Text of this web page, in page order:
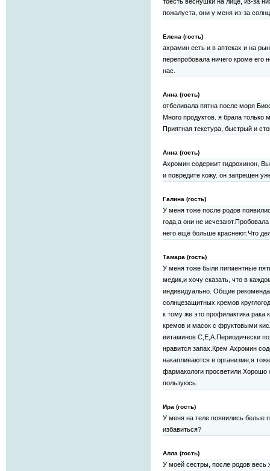
пожалуста, они у меня из-за
Елена (гость)
ахрамин есть и в аптеках и на
перепробовала ничего кроме его
нас.
Анна (гость)
отбеливала пятна после моря
Много продуктов. я брала
Приятная текстура, быстрый и
Анна (гость)
Ахромин содержит гидрохинон,
и повредите кожу. он запрещен
Галина (гость)
У меня тоже после родов
года,а они не
него ещё больше краснеют.Что
Тамара (гость)
У меня тоже были пигментные
медик,и хочу сказать, что в
индивидуально. Общие
солнцезащитных кремов
к тому же это профилактика
кремов и масок с фруктовыми
витаминов С,Е,А.Периодически
нравится запах.Крем Ахромин
накапливаются в организме,я
фармакологи просветили.Хорошо
пользуюсь.
Ира (гость)
У меня на теле появились белые
избавиться?
Алла (гость)
У моей сестры, после родов